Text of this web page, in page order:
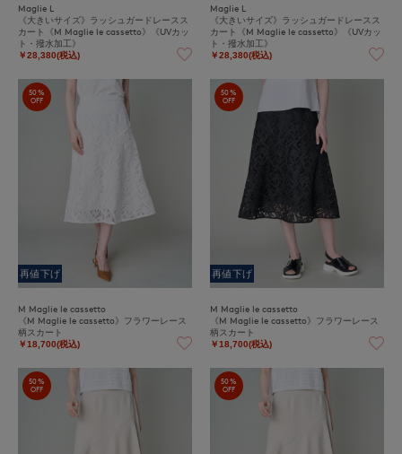
Maglie L
《大きいサイズ》ラッシュガードレースス
カート《M Maglie le cassetto》《UVカッ
ト・撥水加工》
￥28,380(税込)
Maglie L
《大きいサイズ》ラッシュガードレースス
カート《M Maglie le cassetto》《UVカッ
ト・撥水加工》
￥28,380(税込)
50%
OFF
再値下げ
M Maglie le cassetto
《M Maglie le cassetto》フラワーレース
柄スカート
￥18,700(税込)
50%
OFF
再値下げ
M Maglie le cassetto
《M Maglie le cassetto》フラワーレース
柄スカート
￥18,700(税込)
50%
OFF
50%
OFF